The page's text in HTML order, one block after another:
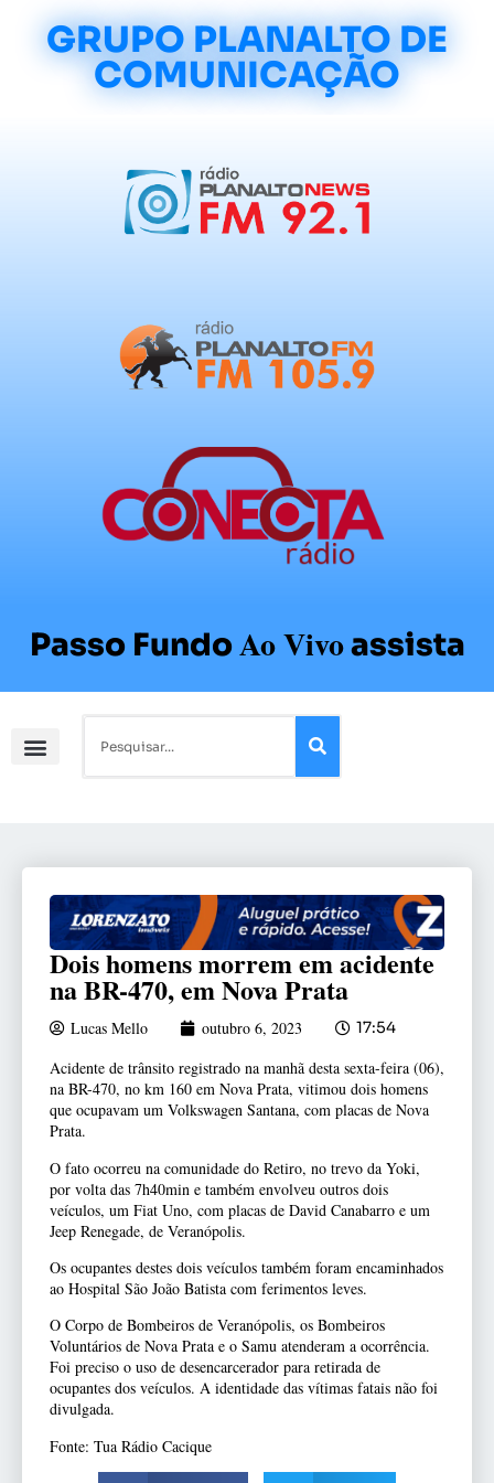
GRUPO PLANALTO DE
COMUNICAÇÃO
Passo FundoAo Vivoassista
Dois homens morrem em acidente
na BR-470, em Nova Prata
Lucas Mello outubro 6, 2023 17:54
Acidente de trânsito registrado na manhã desta sexta-feira (06),
na BR-470, no km 160 em Nova Prata, vitimou dois homens
que ocupavam um Volkswagen Santana, com placas de Nova
Prata.
O fato ocorreu na comunidade do Retiro, no trevo da Yoki,
por volta das 7h40min e também envolveu outros dois
veículos, um Fiat Uno, com placas de David Canabarro e um
Jeep Renegade, de Veranópolis.
Os ocupantes destes dois veículos também foram encaminhados
ao Hospital São João Batista com ferimentos leves.
O Corpo de Bombeiros de Veranópolis, os Bombeiros
Voluntários de Nova Prata e o Samu atenderam a ocorrência.
Foi preciso o uso de desencarcerador para retirada de
ocupantes dos veículos. A identidade das vítimas fatais não foi
divulgada.
Fonte: Tua Rádio Cacique